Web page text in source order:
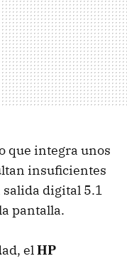
que integra unos
insuficientes
digital 5.1
pantalla.
elHP